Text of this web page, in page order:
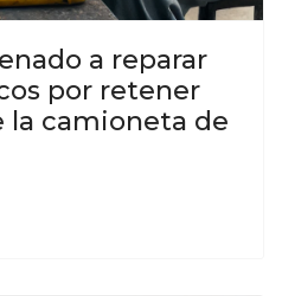
a reparar
por retener
camioneta de